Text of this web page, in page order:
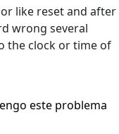
like reset and after
wrong several
the clock or time of
este problema